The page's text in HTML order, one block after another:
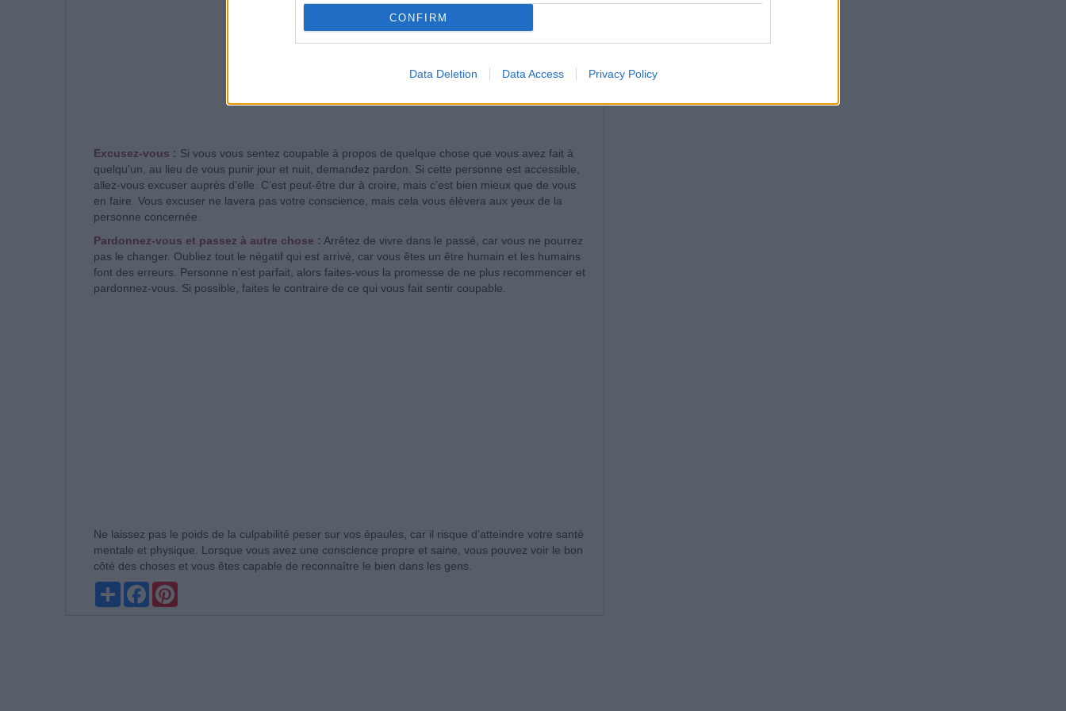
CONFIRM
Data Deletion Data Access Privacy Policy
Excusez-vous : Si vous vous sentez coupable à propos de quelque chose que vous avez fait à
quelqu’un, au lieu de vous punir jour et nuit, demandez pardon. Si cette personne est accessible,
allez-vous excuser auprès d’elle. C’est peut-être dur à croire, mais c’est bien mieux que de vous
en faire. Vous excuser ne lavera pas votre conscience, mais cela vous élèvera aux yeux de la
personne concernée.
Pardonnez-vous et passez à autre chose : Arrêtez de vivre dans le passé, car vous ne pourrez
pas le changer. Oubliez tout le négatif qui est arrivé, car vous êtes un être humain et les humains
font des erreurs. Personne n’est parfait, alors faites-vous la promesse de ne plus recommencer et
pardonnez-vous. Si possible, faites le contraire de ce qui vous fait sentir coupable.
Ne laissez pas le poids de la culpabilité peser sur vos épaules, car il risque d’atteindre votre santé
mentale et physique. Lorsque vous avez une conscience propre et saine, vous pouvez voir le bon
côté des choses et vous êtes capable de reconnaître le bien dans les gens.
PartagerFacebook